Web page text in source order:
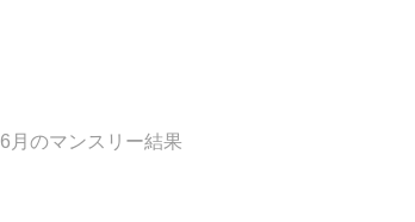
6月のマンスリー結果